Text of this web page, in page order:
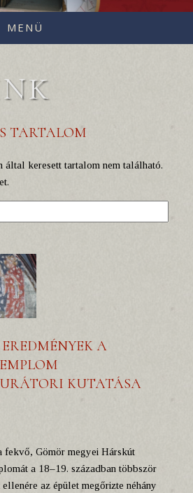
MENÜ
TARTALOM
keresett tartalom nem található.
A
KUTATÁSA
fekvő, Gömör megyei Hárskút
a 18–19. században többször
az épület megőrizte néhány